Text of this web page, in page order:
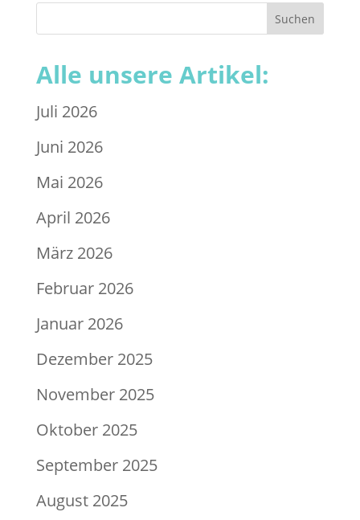
Alle unsere Artikel:
Juli 2026
Juni 2026
Mai 2026
April 2026
März 2026
Februar 2026
Januar 2026
Dezember 2025
November 2025
Oktober 2025
September 2025
August 2025